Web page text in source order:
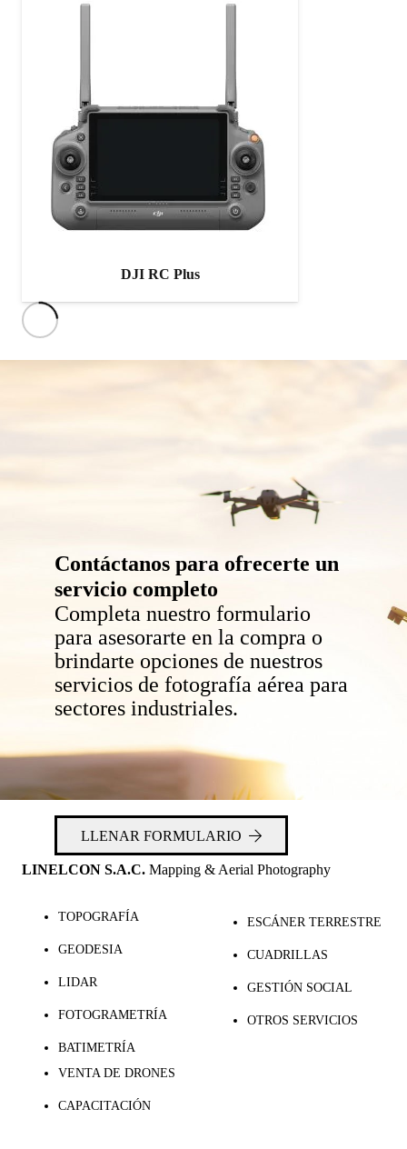
DJI RC Plus
Contáctanos para ofrecerte un
servicio completo
Completa nuestro formulario
para asesorarte en la compra o
brindarte opciones de nuestros
servicios de fotografía aérea para
sectores industriales.
LLENAR FORMULARIO
LINELCON S.A.C. Mapping & Aerial Photography
TOPOGRAFÍA
GEODESIA
LIDAR
FOTOGRAMETRÍA
BATIMETRÍA
ESCÁNER TERRESTRE
CUADRILLAS
GESTIÓN SOCIAL
OTROS SERVICIOS
VENTA DE DRONES
CAPACITACIÓN